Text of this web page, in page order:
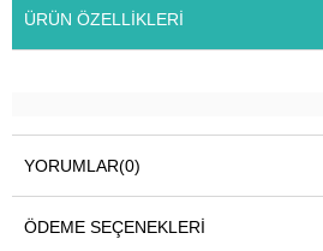
ÜRÜN ÖZELLIKLERI
YORUMLAR(0)
ÖDEME SEÇENEKLERI